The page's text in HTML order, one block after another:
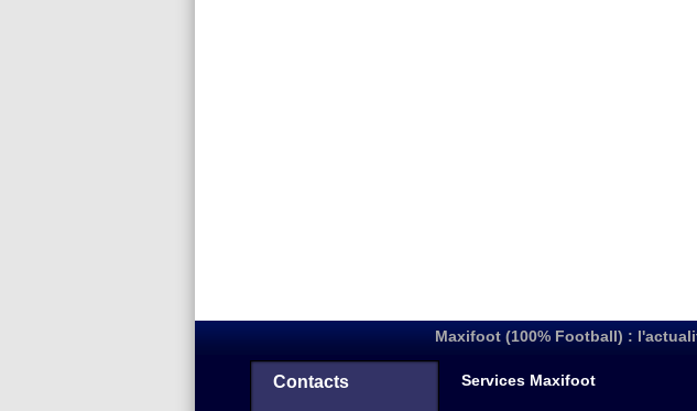
Maxifoot (100% Football) :
Contacts Services Maxifoot